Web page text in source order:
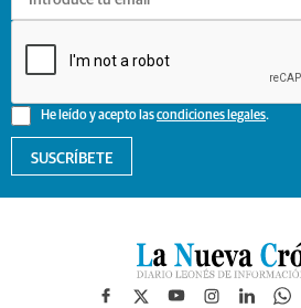
He leído y acepto lascondiciones legales.
SUSCRÍBETE